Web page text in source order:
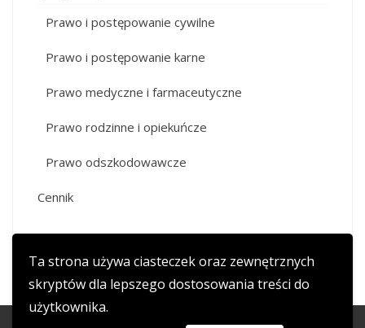
Ta strona używa ciasteczek oraz zewnętrznych
skryptów dla lepszego dostosowania treści do
użytkownika.
Prawo i postępowanie cywilne
Prawo i postępowanie karne
Prawo medyczne i farmaceutyczne
Prawo rodzinne i opiekuńcze
Prawo odszkodowawcze
Cennik